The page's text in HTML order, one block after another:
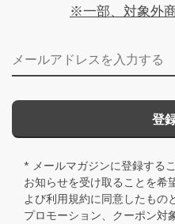
※一部、対象外
メールアドレス
登
* メールマガジンに登録する
お知らせを受け取ることを希
よび利用規約に同意したもの
プロモーション、クーポン対